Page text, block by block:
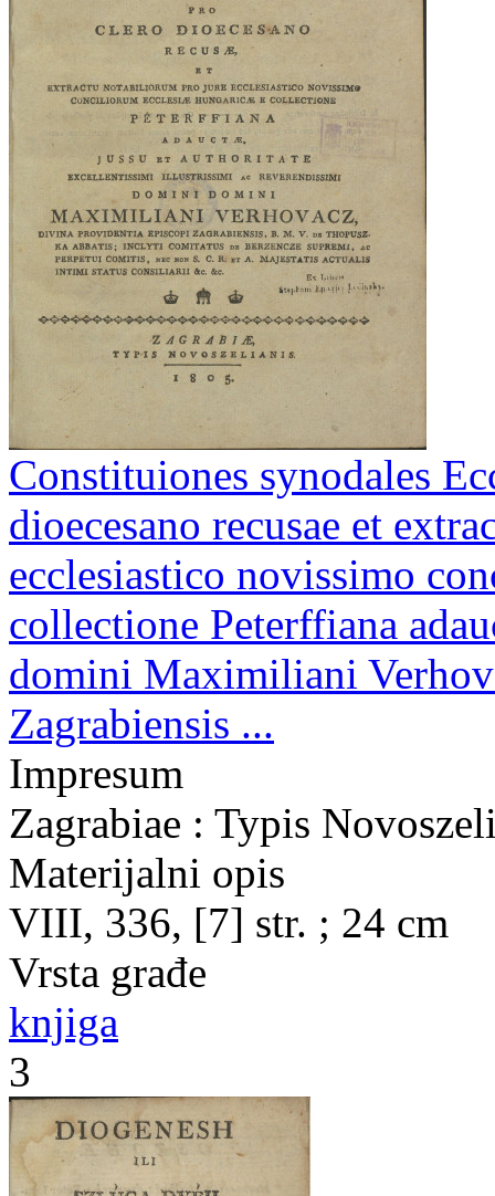
Constituiones synodales
dioecesano recusae et
ecclesiastico novissimo
collectione Peterffiana
domini Maximiliani
Zagrabiensis ...
Impresum
Zagrabiae : Typis
Materijalni opis
VIII, 336, [7] str. ; 24 cm
Vrsta građe
knjiga
3